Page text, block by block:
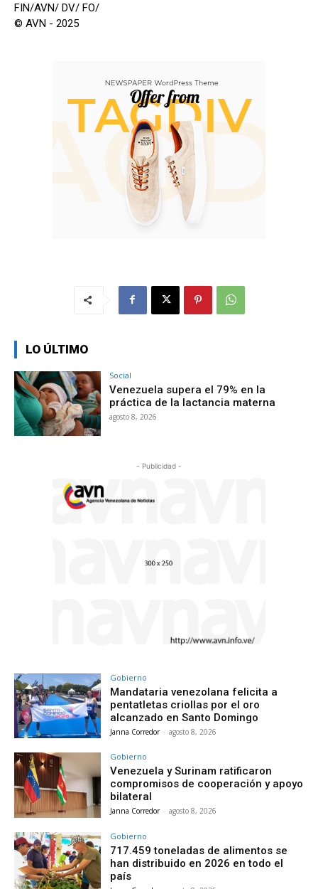
FIN/AVN/ DV/ FO/
© AVN - 2025
LO ÚLTIMO
Social
Venezuela supera el 79% en la
práctica de la lactancia materna
agosto 8, 2026
- Publicidad -
Gobierno
Mandataria venezolana felicita a
pentatletas criollas por el oro
alcanzado en Santo Domingo
Janna Corredor - agosto 8, 2026
Gobierno
Venezuela y Surinam ratificaron
compromisos de cooperación y apoyo
bilateral
Janna Corredor - agosto 8, 2026
Gobierno
717.459 toneladas de alimentos se
han distribuido en 2026 en todo el
país